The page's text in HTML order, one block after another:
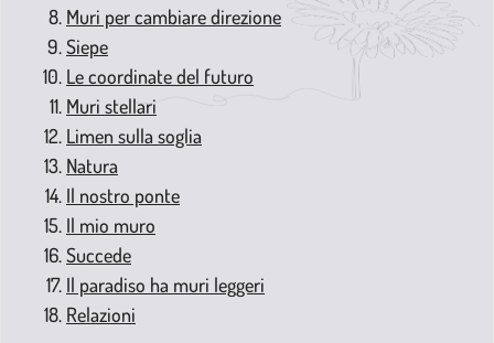
Muri per cambiare direzione
Siepe
Le coordinate del futuro
Muri stellari
Limen sulla soglia
Natura
Il nostro ponte
Il mio muro
Succede
Il paradiso ha muri leggeri
Relazioni